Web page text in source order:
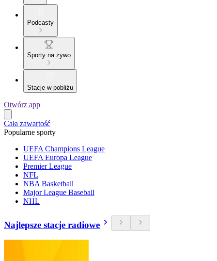
Podcasty
Sporty na żywo
Stacje w pobliżu
Otwórz app
Cała zawartość
Popularne sporty
UEFA Champions League
UEFA Europa League
Premier League
NFL
NBA Basketball
Major League Baseball
NHL
Najlepsze stacje radiowe